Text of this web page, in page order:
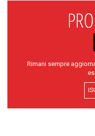
Rimani sempre